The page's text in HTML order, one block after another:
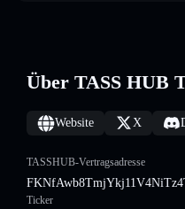
Über TASS HUB
Website X
TASSHUB-Vertragsadresse
Ticker